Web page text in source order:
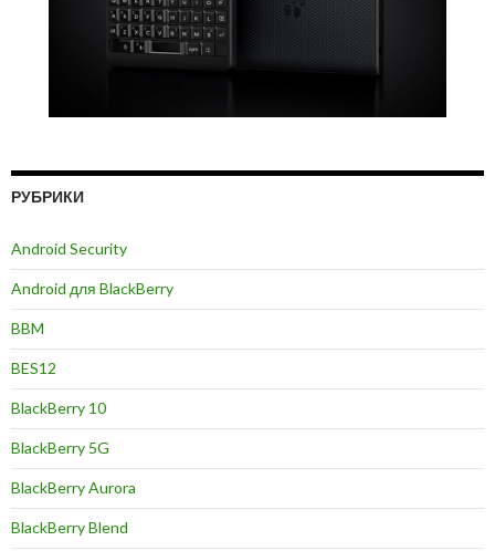
РУБРИКИ
Android Security
Android для BlackBerry
BBM
BES12
BlackBerry 10
BlackBerry 5G
BlackBerry Aurora
BlackBerry Blend